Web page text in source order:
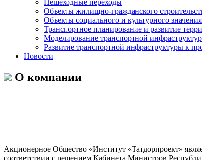
Пешеходные переходы
Объекты жилищно-гражданского
Объекты социального и культурного значения
Транспортное планирование и развитие
Моделирование транспортной
Развитие транспортной инфраструктуры к
Новости
О компании
Акционерное Общество «Институт «Татдорпроект»
соответствии с решением Кабинета Министров